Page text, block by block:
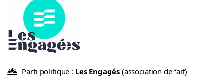
Parti politique : Les Engagés (association de fait)